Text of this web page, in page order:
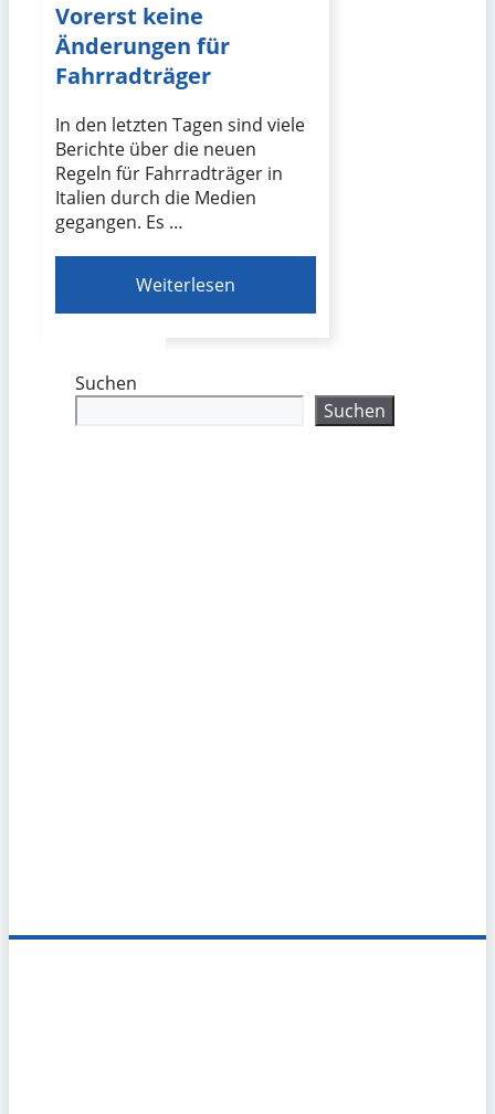
Vorerst keine
Änderungen für
Fahrradträger
In den letzten Tagen sind viele
Berichte über die neuen
Regeln für Fahrradträger in
Italien durch die Medien
gegangen. Es …
Weiterlesen
Suchen
Suchen